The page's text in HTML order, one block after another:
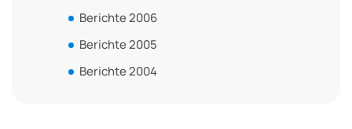
Berichte 2006
Berichte 2005
Berichte 2004